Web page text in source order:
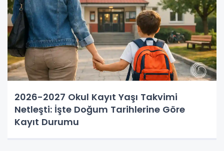
2026-2027 Okul Kayıt Yaşı Takvimi
Netleşti: İşte Doğum Tarihlerine Göre
Kayıt Durumu